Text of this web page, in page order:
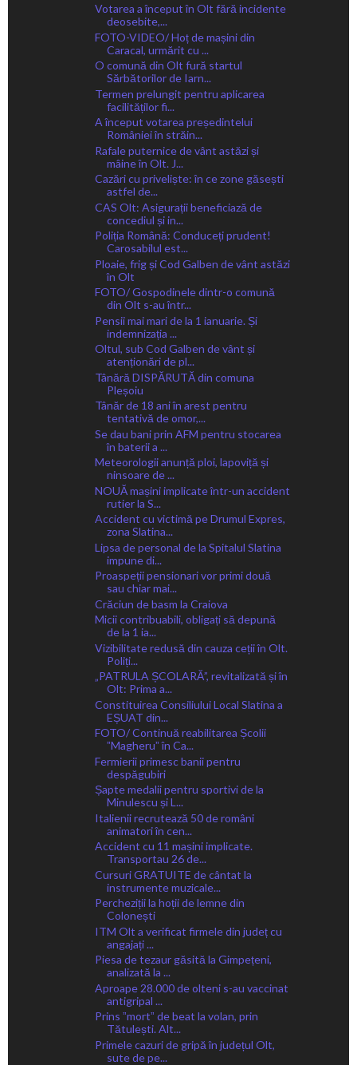
Votarea a început în Olt fără incidente
deosebite,...
FOTO-VIDEO/ Hoț de mașini din
Caracal, urmărit cu ...
O comună din Olt fură startul
Sărbătorilor de Iarn...
Termen prelungit pentru aplicarea
facilităților fi...
A început votarea președintelui
României în străin...
Rafale puternice de vânt astăzi și
mâine în Olt. J...
Cazări cu priveliște: în ce zone găsești
astfel de...
CAS Olt: Asigurații beneficiază de
concediul și in...
Poliția Română: Conduceți prudent!
Carosabilul est...
Ploaie, frig și Cod Galben de vânt astăzi
în Olt
FOTO/ Gospodinele dintr-o comună
din Olt s-au într...
Pensii mai mari de la 1 ianuarie. Și
indemnizația ...
Oltul, sub Cod Galben de vânt și
atenționări de pl...
Tânără DISPĂRUTĂ din comuna
Pleșoiu
Tânăr de 18 ani în arest pentru
tentativă de omor,...
Se dau bani prin AFM pentru stocarea
în baterii a ...
Meteorologii anunță ploi, lapoviță și
ninsoare de ...
NOUĂ mașini implicate într-un accident
rutier la S...
Accident cu victimă pe Drumul Expres,
zona Slatina...
Lipsa de personal de la Spitalul Slatina
impune di...
Proaspeții pensionari vor primi două
sau chiar mai...
Crăciun de basm la Craiova
Micii contribuabili, obligați să depună
de la 1 ia...
Vizibilitate redusă din cauza ceții în Olt.
Poliți...
„PATRULA ȘCOLARĂ”, revitalizată și în
Olt: Prima a...
Constituirea Consiliului Local Slatina a
EȘUAT din...
FOTO/ Continuă reabilitarea Școlii
ˮMagheruˮ în Ca...
Fermierii primesc banii pentru
despăgubiri
Șapte medalii pentru sportivi de la
Minulescu și L...
Italienii recrutează 50 de români
animatori în cen...
Accident cu 11 mașini implicate.
Transportau 26 de...
Cursuri GRATUITE de cântat la
instrumente muzicale...
Percheziții la hoții de lemne din
Colonești
ITM Olt a verificat firmele din județ cu
angajați ...
Piesa de tezaur găsită la Gimpețeni,
analizată la ...
Aproape 28.000 de olteni s-au vaccinat
antigripal ...
Prins ˮmortˮ de beat la volan, prin
Tătulești. Alt...
Primele cazuri de gripă în județul Olt,
sute de pe...